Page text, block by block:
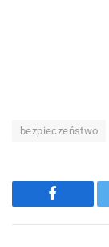
bezpieczeństwo
Facebook